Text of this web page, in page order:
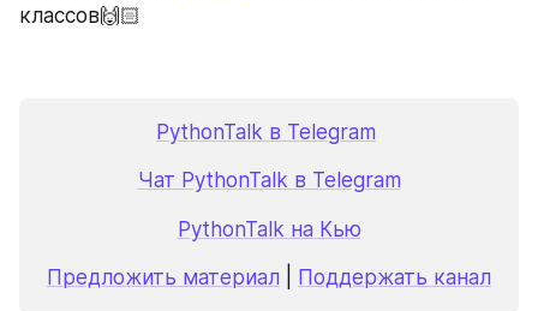
классов🙌🏻
PythonTalk в Telegram
Чат PythonTalk в Telegram
PythonTalk на Кью
Предложить материал Поддержать канал